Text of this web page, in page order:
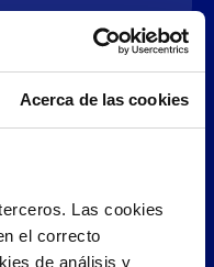
Acerca de las cookies
Las cookies
el correcto
de análisis y